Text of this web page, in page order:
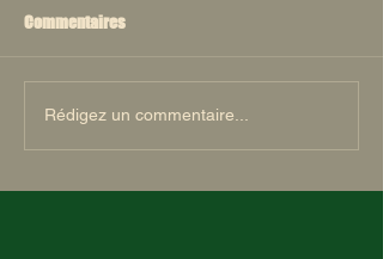
Commentaires
Rédigez un commentaire...